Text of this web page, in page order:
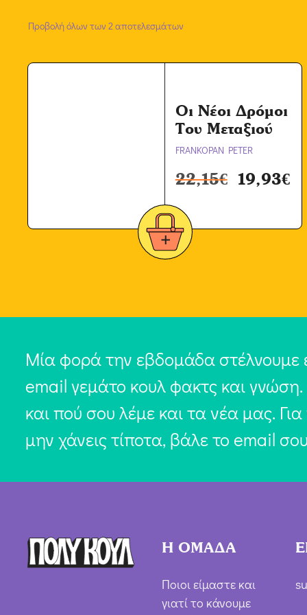
Προβολή όλων των 2 αποτελεσμάτων
Οι Νέοι Δρόμοι
Του Μεταξιού
FRANKOPAN PETER
22,15€ 19,93€
Μία φορά την εβδομάδα στέλνουμε
email γεμάτο κουλ φακτς και
και πού σου λέμε και τα νέα μας.
μην χάνεις τίποτα, βάλε το email
Η ΟΜΑΔΑ
Ποιοι είμαστε και
γιατί το κάνουμε